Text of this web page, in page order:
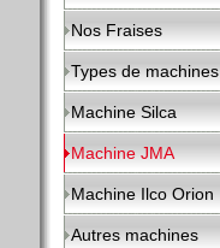
Nos Fraises
Types de machines
Machine Silca
Machine JMA
Machine Ilco Orion
Autres machines